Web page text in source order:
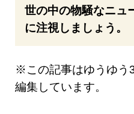
世の中の物騒なニュ
に注視しましょう。
※この記事はゆうゆう
編集しています。